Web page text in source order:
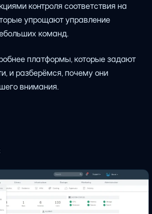
контроля соответствия на
упрощают управление
команд.
платформы, которые задают
и разберёмся, почему они
внимания.